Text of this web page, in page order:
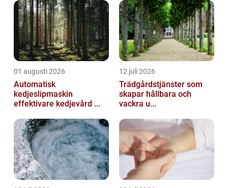
01 augusti 2026
Automatisk
kedjeslipmaskin
effektivare kedjevård ...
12 juli 2026
Trädgårdstjänster som
skapar hållbara och
vackra u...